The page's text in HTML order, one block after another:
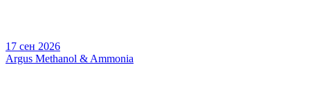
17 сен 2026
Argus Methanol & Ammonia